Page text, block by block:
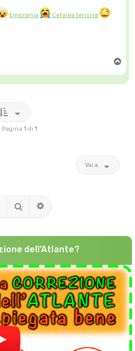
Emicrania
Cefalea tensiva
p
Pagina 1 di 1
Vai a
Cerca
dell'Atlante?